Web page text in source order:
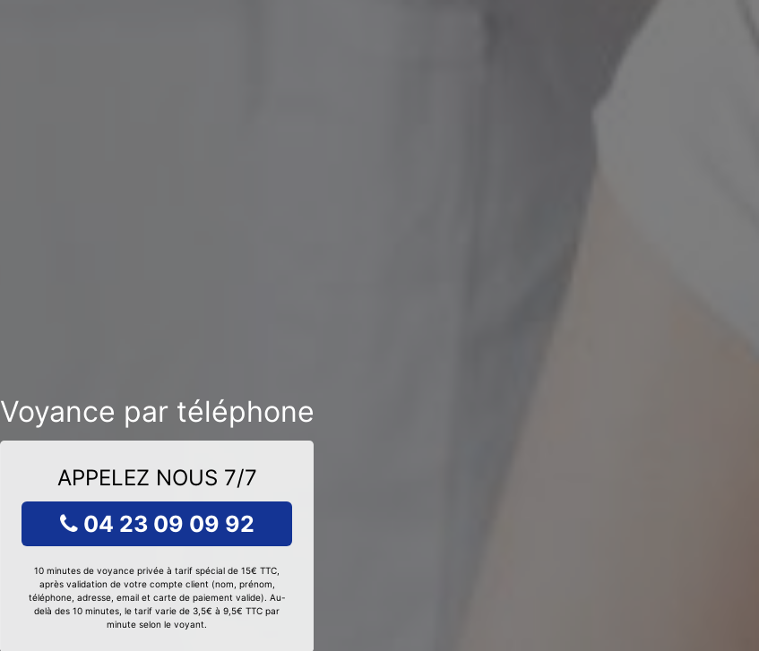
Voyance par téléphone
APPELEZ NOUS 7/7
04 23 09 09 92
10 minutes de voyance privée à tarif spécial de 15€ TTC,
après validation de votre compte client (nom, prénom,
téléphone, adresse, email et carte de paiement valide). Au-
delà des 10 minutes, le tarif varie de 3,5€ à 9,5€ TTC par
minute selon le voyant.